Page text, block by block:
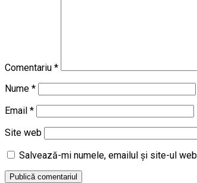
Comentariu *
Nume *
Email *
Site web
Salvează-mi numele, emailul și site-ul